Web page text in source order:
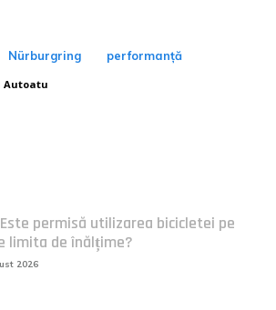
Nürburgring performanță
Autoatu
permisă utilizarea bicicletei pe
limita de înălțime?
2026